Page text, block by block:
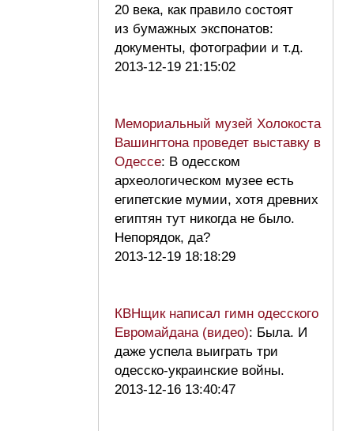
20 века, как правило состоят
из бумажных экспонатов:
документы, фотографии и т.д.
2013-12-19 21:15:02
Мемориальный музей Холокоста
Вашингтона проведет выставку в
Одессе: В одесском
археологическом музее есть
египетские мумии, хотя древних
египтян тут никогда не было.
Непорядок, да?
2013-12-19 18:18:29
КВНщик написал гимн одесского
Евромайдана (видео): Была. И
даже успела выиграть три
одесско-украинские войны.
2013-12-16 13:40:47